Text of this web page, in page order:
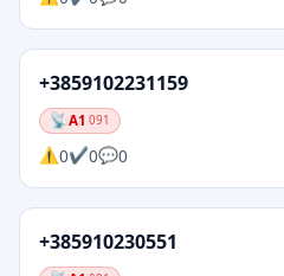
+3859102231159
A1 091
0 0 0
+385910230551